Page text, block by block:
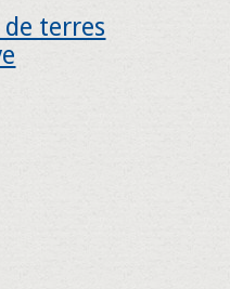
terres